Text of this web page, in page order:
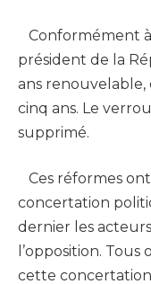
Conformément
président de la
ans renouvelable,
cinq ans. Le
supprimé.
Ces réformes
concertation
dernier les
l’opposition.
cette